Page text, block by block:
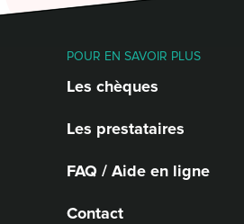
POUR EN SAVOIR PLUS
Les chèques
Les prestataires
FAQ / Aide en ligne
Contact